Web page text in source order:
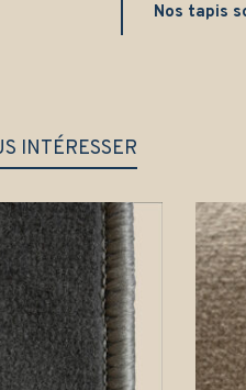
Nos tapis
INTÉRESSER